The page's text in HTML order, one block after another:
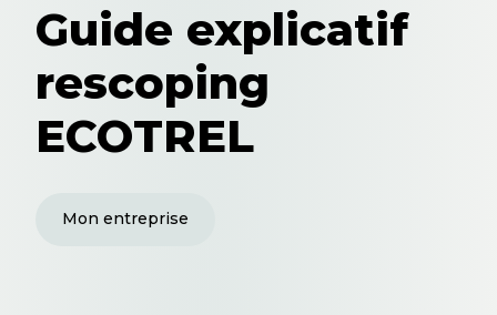
Guide explicatif
rescoping
ECOTREL
Mon entreprise